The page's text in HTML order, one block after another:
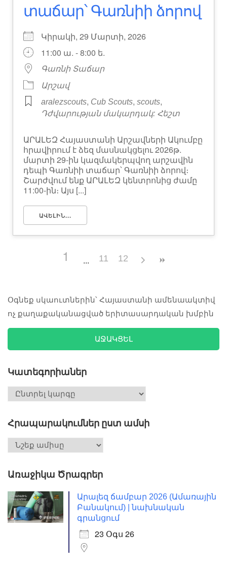
տաճար՝ Գառնիի ձորով
Կիրակի, 29 Մարտի, 2026
11:00 ա. - 8:00 ե.
Գառնի Տաճար
Արշավ
aralezscouts, Cub Scouts, scouts,
Դժվարության մակարդակ: Հեշտ
ԱՐԱԼԵԶ Հայաստանի Արշավների Ակումբը
հրավիրում է ձեզ մասնակցելու 2026թ.
մարտի 29-ին կազմակերպվող արշավին
դեպի Գառնիի տաճար՝ Գառնիի ձորով։
Շարժվում ենք ԱՐԱԼԵԶ կենտրոնից ժամը
11:00-ին։ Այս [...]
ԱՎԵԼԻՆ...
1 11 12
Օգնեք սկաուտներին՝ Հայաստանի ամենաակտիվ
ոչ քաղաքականացված երիտասարդական խմբին
ԱՋԱԿՑԵԼ
Կատեգորիաներ
Հրապարակումներ ըստ ամսի
Առաջիկա Ծրագրեր
Արալեզ ճամբար 2026 (Ամառային
Բանակում) | նախնական
գրանցում
23 Օգս 26